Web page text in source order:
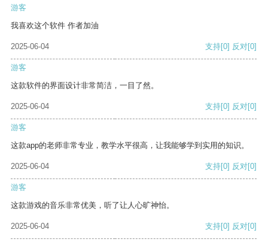
游客
我喜欢这个软件 作者加油
2025-06-04 支持[0] 反对[0]
游客
这款软件的界面设计非常简洁，一目了然。
2025-06-04 支持[0] 反对[0]
游客
这款app的老师非常专业，教学水平很高，让我能够学到实用的知识。
2025-06-04 支持[0] 反对[0]
游客
这款游戏的音乐非常优美，听了让人心旷神怡。
2025-06-04 支持[0] 反对[0]